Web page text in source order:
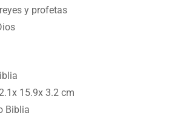
y profetas
15.9x 3.2 cm
Biblia